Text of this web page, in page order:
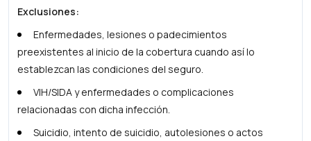
Exclusiones:
Enfermedades, lesiones o padecimientos
preexistentes al inicio de la cobertura cuando así lo
establezcan las condiciones del seguro.
VIH/SIDA y enfermedades o complicaciones
relacionadas con dicha infección.
Suicidio, intento de suicidio, autolesiones o actos